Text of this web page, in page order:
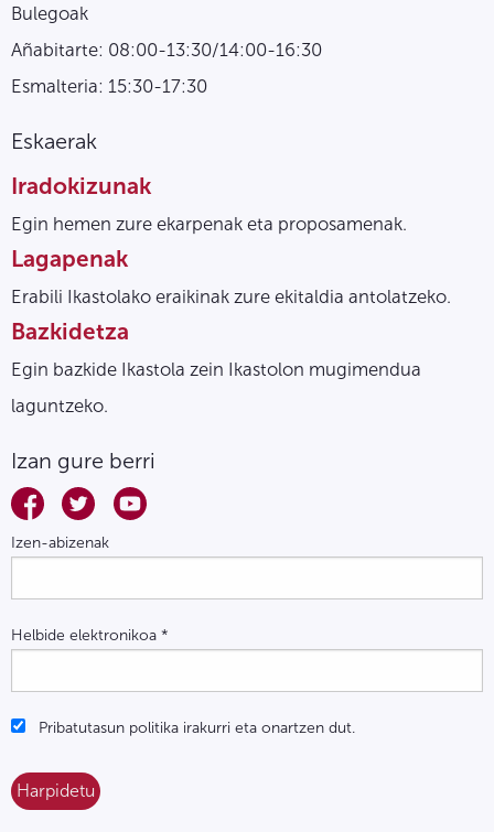
Bulegoak
Añabitarte: 08:00-13:30/14:00-16:30
Esmalteria: 15:30-17:30
Eskaerak
Iradokizunak
Egin hemen zure ekarpenak eta proposamenak.
Lagapenak
Erabili Ikastolako eraikinak zure ekitaldia antolatzeko.
Bazkidetza
Egin bazkide Ikastola zein Ikastolon mugimendua
laguntzeko.
Izan gure berri
Izen-abizenak
Helbide elektronikoa *
Pribatutasun politika irakurri eta onartzen dut.